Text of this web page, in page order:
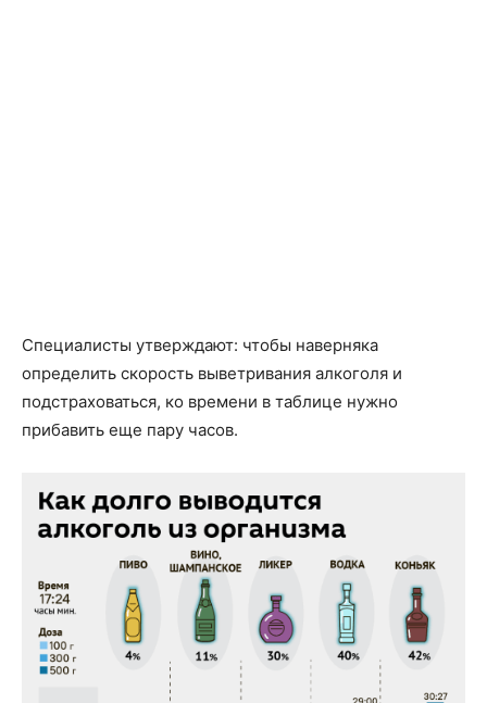
Специалисты утверждают: чтобы наверняка
определить скорость выветривания алкоголя и
подстраховаться, ко времени в таблице нужно
прибавить еще пару часов.